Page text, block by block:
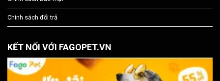
Chính sách đổi trả
KẾT NỐI VỚI FAGOPET.VN